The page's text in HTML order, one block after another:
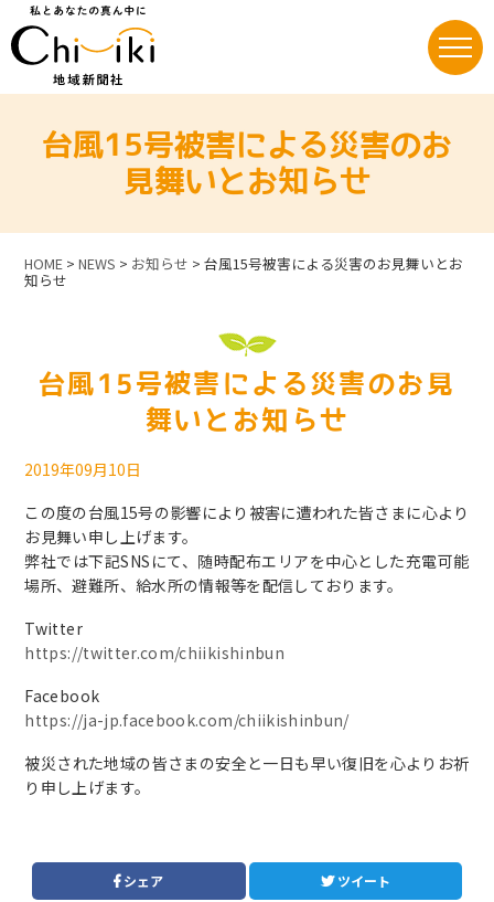
content台風15号被害による災害のお
見舞いとお知らせ
HOME >NEWS > お知らせ >台風15号被害による災害のお見舞いとお
知らせ
台風15号被害による災害のお見
舞いとお知らせ
2019年09月10日
この度の台風15号の影響により被害に遭われた皆さまに心より
お見舞い申し上げます。
弊社では下記SNSにて、随時配布エリアを中心とした充電可能
場所、避難所、給水所の情報等を配信しております。
Twitter
https://twitter.com/chiikishinbun
Facebook
https://ja-jp.facebook.com/chiikishinbun/
被災された地域の皆さまの安全と一日も早い復旧を心よりお祈
り申し上げます。
シェア ツイート